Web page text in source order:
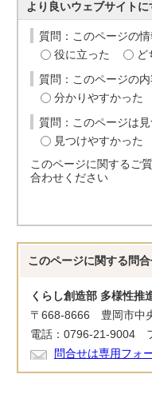
より良いウェブサイトに
質問：このページの
役に立った
ど
質問：このページの
分かりやすかった
質問：このページは
見つけやすかった
このページに関するご
合わせください
このページに関する 問
くらし創造部 多様性推
〒668-8666 豊岡市中
電話：0796-21-9004
問合せは専用フォ